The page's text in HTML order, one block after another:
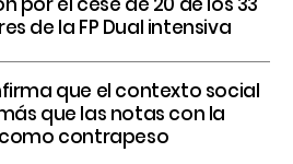
de la FP Dual intensiva
que el contexto social
que las notas con la
contrapeso